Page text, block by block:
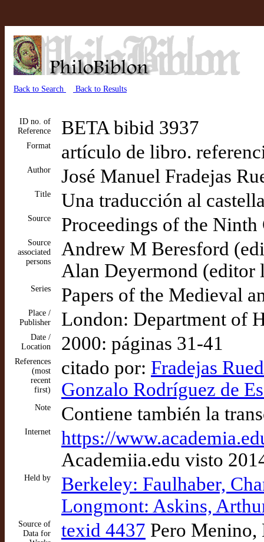
Back to Search Back to Results
ID no. of
Reference
BETA bibid 3937
Format artículo de libro.
Author José Manuel Fradejas
Title Una traducción al
Source Proceedings of the
Source
associated
persons
Andrew M Beresford
Alan Deyermond (editor
Series Papers of the Medieval
Place /
Publisher
London: Department of
Date /
Location
2000: páginas 31-41
References
(most
recent
first)
citado por: Fradejas
Gonzalo Rodríguez de
Note Contiene también la
Internet
https://
Academiia.edu visto
Held by
Berkeley: Faulhaber,
Longmont: Askins,
Source of
Data for
texid 4437 Pero Menino,